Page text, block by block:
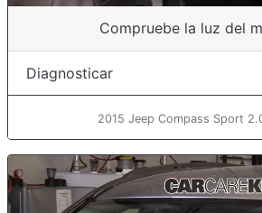
Compruebe la luz del
Diagnosticar
2015 Jeep Compass Sport